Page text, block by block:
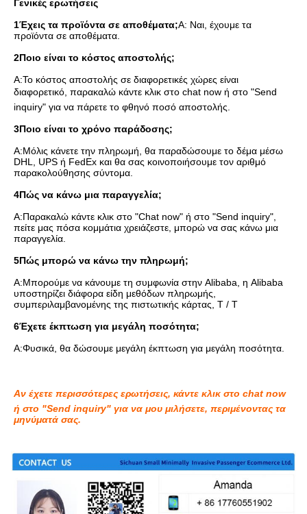
Γενικές ερωτήσεις
1Έχεις τα προϊόντα σε αποθέματα;Α: Ναι, έχουμε τα
προϊόντα σε αποθέματα.
2Ποιο είναι το κόστος αποστολής;
Α:Το κόστος αποστολής σε διαφορετικές χώρες είναι
διαφορετικό, παρακαλώ κάντε κλικ στο chat now ή στο "Send
inquiry" για να πάρετε το φθηνό ποσό αποστολής.
3Ποιο είναι το χρόνο παράδοσης;
Α:Μόλις κάνετε την πληρωμή, θα παραδώσουμε το δέμα μέσω
DHL, UPS ή FedEx και θα σας κοινοποιήσουμε τον αριθμό
παρακολούθησης σύντομα.
4Πώς να κάνω μια παραγγελία;
Α:Παρακαλώ κάντε κλικ στο "Chat now" ή στο "Send inquiry",
πείτε μας πόσα κομμάτια χρειάζεστε, μπορώ να σας κάνω μια
παραγγελία.
5Πώς μπορώ να κάνω την πληρωμή;
Α:Μπορούμε να κάνουμε τη συμφωνία στην Alibaba, η Alibaba
υποστηρίζει διάφορα είδη μεθόδων πληρωμής,
συμπεριλαμβανομένης της πιστωτικής κάρτας, T / T
6Έχετε έκπτωση για μεγάλη ποσότητα;
Α:Φυσικά, θα δώσουμε μεγάλη έκπτωση για μεγάλη ποσότητα.
Αν έχετε περισσότερες ερωτήσεις, κάντε κλικ στο chat now
ή στο "Send inquiry" για να μου μιλήσετε, περιμένοντας τα
μηνύματά σας.